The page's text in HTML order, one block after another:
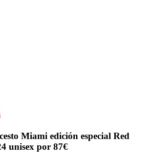
Miami edición especial Red
unisex por 87€